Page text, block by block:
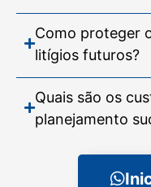
Como proteger
litígios futuros?
Quais são os
planejamento